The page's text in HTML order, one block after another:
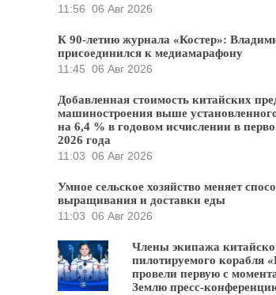
11:56 06 Авг 2026
К 90-летию журнала «Костер»:
присоединился к медиамарафону
11:45 06 Авг 2026
Добавленная стоимость китайских
машиностроения выше
на 6,4 % в годовом исчислении в
2026 года
11:03 06 Авг 2026
Умное сельское хозяйство меняет
выращивания и доставки еды
11:03 06 Авг 2026
Члены экипажа
пилотируемого корабля
провели первую с
Землю пресс-